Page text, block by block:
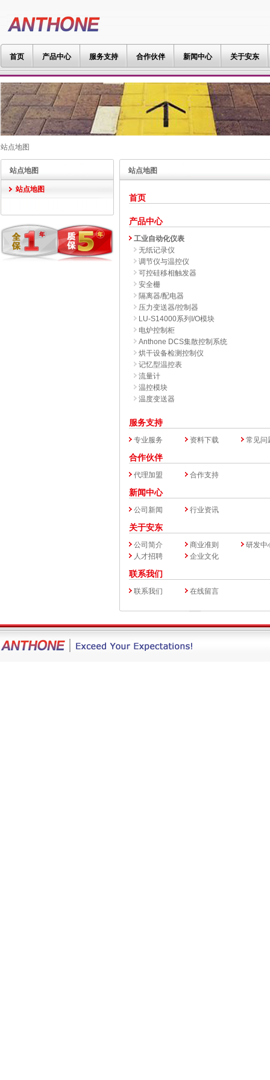
首页 产品中心 服务支持 合作伙伴 新闻中心 关于安东
站点地图
站点地图
站点地图
站点地图
首页
产品中心
工业自动化仪表
无纸记录仪
调节仪与温控仪
可控硅移相触发器
安全栅
隔离器/配电器
压力变送器/控制器
LU-S14000系列I/O模块
电炉控制柜
Anthone DCS集散控制系统
烘干设备检测控制仪
记忆型温控表
流量计
温控模块
温度变送器
服务支持
专业服务 资料下载 常见问
合作伙伴
代理加盟 合作支持
新闻中心
公司新闻 行业资讯
关于安东
公司简介 商业准则
研发中
人才招聘
企业文化
联系我们
联系我们 在线留言